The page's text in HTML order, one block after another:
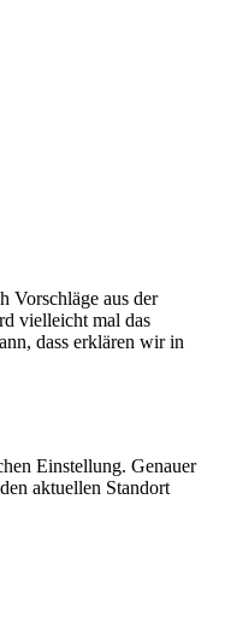
Vorschläge aus der
vielleicht mal das
dass erklären wir in
Einstellung. Genauer
aktuellen Standort